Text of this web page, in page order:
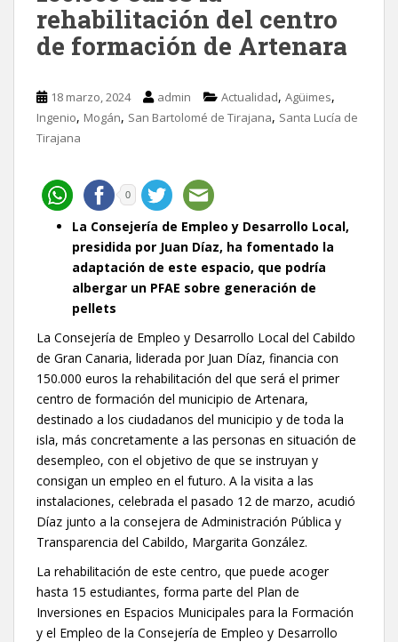
rehabilitación del centro
de formación de Artenara
18 marzo, 2024 admin Actualidad, Agüimes,
Ingenio, Mogán, San Bartolomé de Tirajana, Santa Lucía de
Tirajana
0
La Consejería de Empleo y Desarrollo Local,
presidida por Juan Díaz, ha fomentado la
adaptación de este espacio, que podría
albergar un PFAE sobre generación de
pellets
La Consejería de Empleo y Desarrollo Local del Cabildo
de Gran Canaria, liderada por Juan Díaz, financia con
150.000 euros la rehabilitación del que será el primer
centro de formación del municipio de Artenara,
destinado a los ciudadanos del municipio y de toda la
isla, más concretamente a las personas en situación de
desempleo, con el objetivo de que se instruyan y
consigan un empleo en el futuro. A la visita a las
instalaciones, celebrada el pasado 12 de marzo, acudió
Díaz junto a la consejera de Administración Pública y
Transparencia del Cabildo, Margarita González.
La rehabilitación de este centro, que puede acoger
hasta 15 estudiantes, forma parte del Plan de
Inversiones en Espacios Municipales para la Formación
y el Empleo de la Consejería de Empleo y Desarrollo